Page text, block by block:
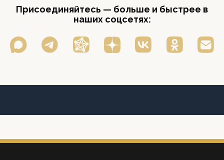
Присоединяйтесь — больше и быстрее в
наших соцсетях: